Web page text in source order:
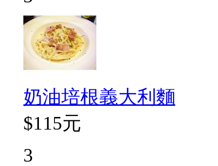
奶油培根義大利麵
$115元
3